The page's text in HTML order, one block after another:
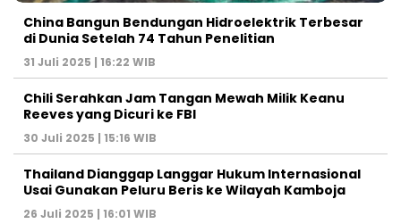
China Bangun Bendungan Hidroelektrik Terbesar
di Dunia Setelah 74 Tahun Penelitian
31 Juli 2025 | 16:22 WIB
Chili Serahkan Jam Tangan Mewah Milik Keanu
Reeves yang Dicuri ke FBI
30 Juli 2025 | 15:16 WIB
Thailand Dianggap Langgar Hukum Internasional
Usai Gunakan Peluru Beris ke Wilayah Kamboja
26 Juli 2025 | 16:01 WIB